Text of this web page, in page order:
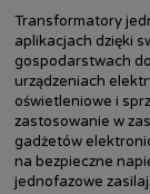
Transformatory
aplikacjach dzięki
gospodarstwach
urządzeniach
oświetleniowe i
zastosowanie w
gadżetów
na bezpieczne
jednofazowe